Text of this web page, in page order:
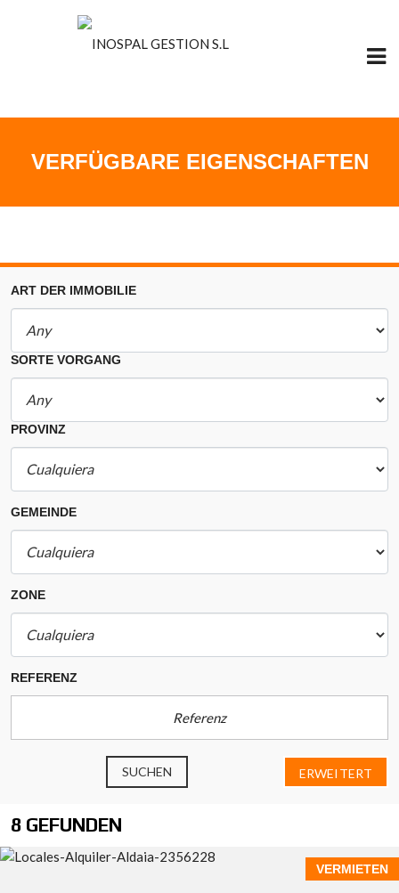
VERFÜGBARE EIGENSCHAFTEN
ART DER IMMOBILIE
SORTE VORGANG
PROVINZ
GEMEINDE
ZONE
REFERENZ
ERWEITERT
SUCHEN
8 GEFUNDEN
VERMIETEN